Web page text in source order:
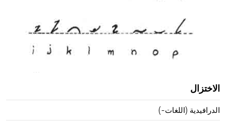
الاختزال
الدرافيدية (اللغات-)